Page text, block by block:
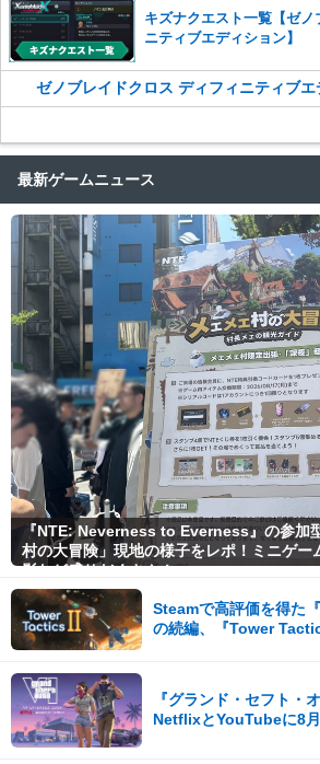
キズナクエスト一覧【ゼ
ニティブエディション】
ゼノブレイドクロス ディフィニティブ
最新ゲームニュース
『NTE: Neverness to Everness』の参加
村の大冒険」現地の様子をレポ！ミニゲー
影など盛りだくさん！
Steamで高評価を得た
の続編、『Tower
『グランド・セフト・
NetflixとYouTubeに8月